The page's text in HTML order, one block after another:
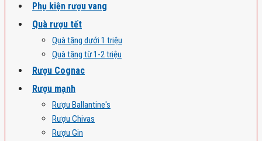
Phụ kiện rượu vang
Quà rượu tết
Quà tặng dưới 1 triệu
Quà tặng từ 1-2 triệu
Rượu Cognac
Rượu mạnh
Rượu Ballantine's
Rượu Chivas
Rượu Gin